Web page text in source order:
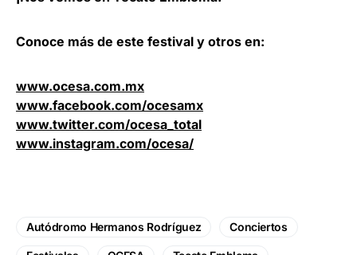
Conoce más de este festival y otros en:
www.ocesa.com.mx
www.facebook.com/ocesamx
www.twitter.com/ocesa_total
www.instagram.com/ocesa/
Autódromo Hermanos Rodríguez Conciertos